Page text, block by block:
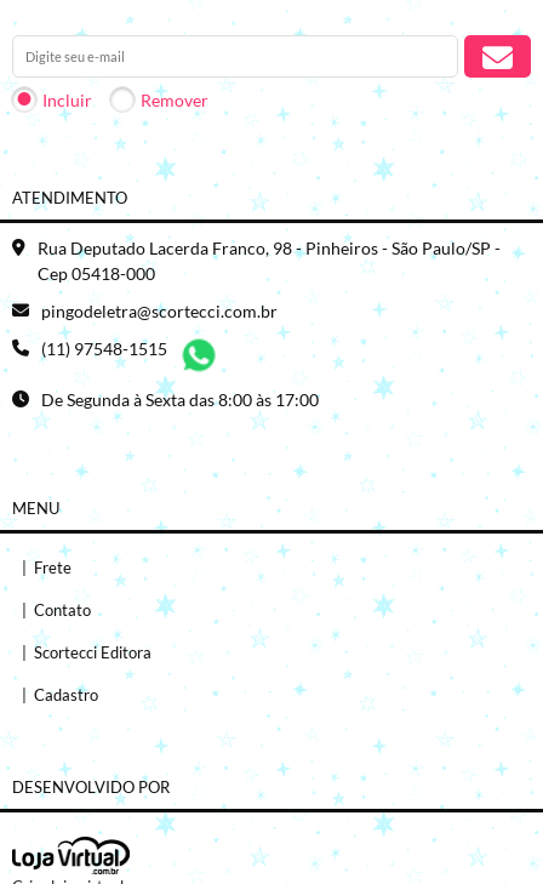
Receba nossas novidades em seu e-mail.
Incluir Remover
ATENDIMENTO
Rua Deputado Lacerda Franco, 98 - Pinheiros - São Paulo/SP -
Cep 05418-000
pingodeletra@scortecci.com.br
(11) 97548-1515
De Segunda à Sexta das 8:00 às 17:00
MENU
| Frete
| Contato
| Scortecci Editora
| Cadastro
DESENVOLVIDO POR